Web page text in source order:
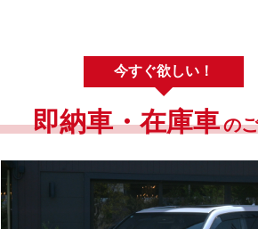
今すぐ欲しい！
即納車・在庫車の